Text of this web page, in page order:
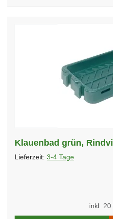
Klauenbad grün,
Lieferzeit: 3-4 Tage
inkl. 20